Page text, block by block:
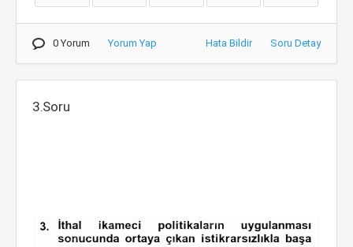
0 Yorum Yorum Yap Hata Bildir Soru Detay
3.Soru